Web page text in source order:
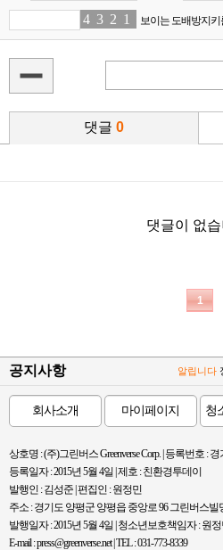
40 31 2 1 보이는 도배방지키
댓글 0
댓글이 없
1
공지사항 알립니다
회사소개 마이페이지 청
상호명 : (주)그린버스 Greenverse Corp. | 등록번호 : 경
등록일자 : 2015년 5월 4일 | 제호 : 친환경투데이
발행인 : 김성준 | 편집인 : 원정민
주소 : 경기도 양평군 양평읍 중앙로 96 그린버스빌
발행일자 : 2015년 5월 4일 | 청소년보호책임자 : 원
E-mail : press@greenverse.net | TEL : 031-773-8339